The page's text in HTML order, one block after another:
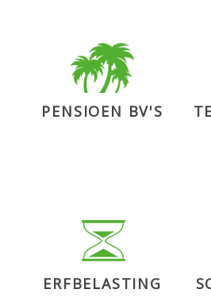
Een fout van de belastingplichtige
Aldus geschiedde. Het Hof
Klaas te wijten was dat de FOR
2014 belast werd omdat de FOR
Maar het kan ook anders.
woning ten onrechte op de
onderneming wordt gezet. Als de
PENSIOEN BV'S
ERFBELASTING